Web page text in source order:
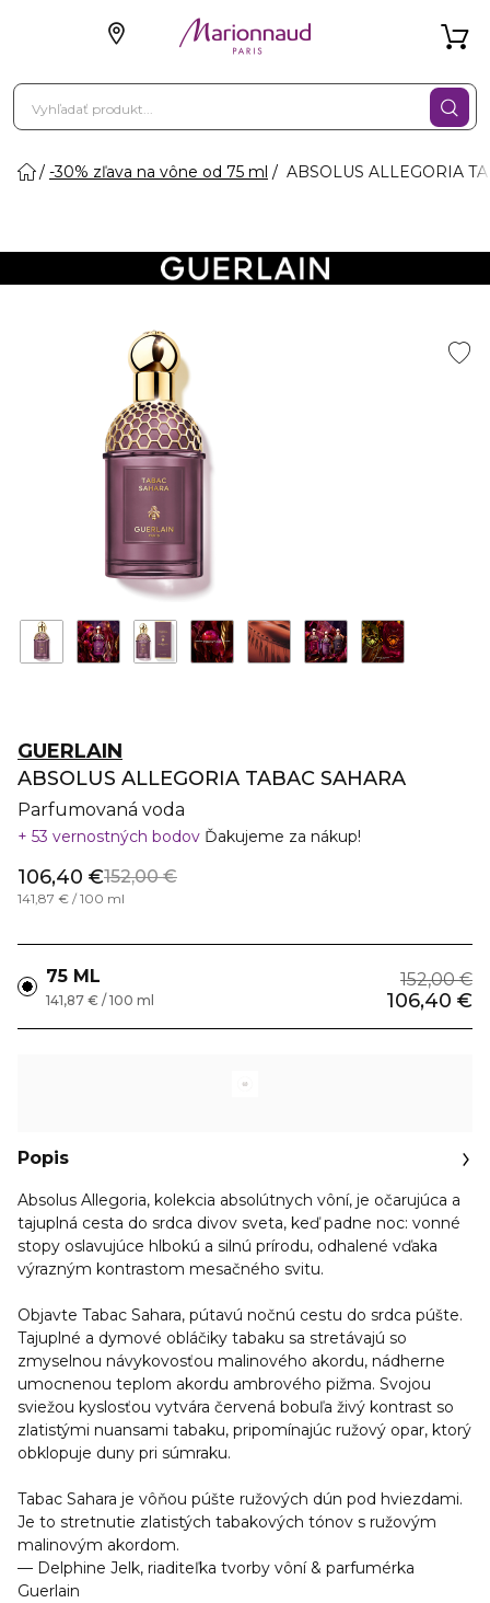
-30% zľava na vône od 75 ml ABSOLUS ALLEGORIA
GUERLAIN
ABSOLUS ALLEGORIA TABAC SAHARA
Parfumovaná voda
53 vernostných bodov Ďakujeme za nákup!
106,40 €152,00 €
141,87 € / 100 ml
75 ML 152,00 €
106,40 €
141,87 € / 100 ml
Popis
Absolus Allegoria, kolekcia absolútnych vôní, je očarujúca a
tajuplná cesta do srdca divov sveta, keď padne noc: vonné
stopy oslavujúce hlbokú a silnú prírodu, odhalené vďaka
výrazným kontrastom mesačného svitu.
Objavte Tabac Sahara, pútavú nočnú cestu do srdca púšte.
Tajuplné a dymové obláčiky tabaku sa stretávajú so
zmyselnou návykovosťou malinového akordu, nádherne
umocnenou teplom akordu ambrového pižma. Svojou
sviežou kyslosťou vytvára červená bobuľa živý kontrast so
zlatistými nuansami tabaku, pripomínajúc ružový opar, ktorý
obklopuje duny pri súmraku.
Tabac Sahara je vôňou púšte ružových dún pod hviezdami.
Je to stretnutie zlatistých tabakových tónov s ružovým
malinovým akordom.
— Delphine Jelk, riaditeľka tvorby vôní & parfumérka
Guerlain